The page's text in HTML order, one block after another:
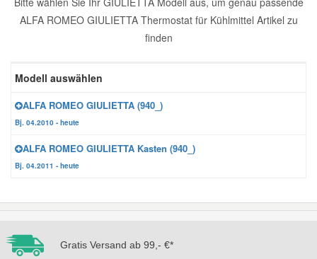
ALFA ROMEO GIULIETTA Thermostat für Kühlmittel Artikel zu
finden
Modell auswählen
ALFA ROMEO GIULIETTA (940_)
Bj. 04.2010 - heute
ALFA ROMEO GIULIETTA Kasten (940_)
Bj. 04.2011 - heute
Gratis Versand ab 99,- €*
Reparatur-Zubehör
Schlüsselgehäuse
Winter-Autozubehör
Daewoo Ersatzteile
Dodge Ersatzteile
Honda Ersatzteile